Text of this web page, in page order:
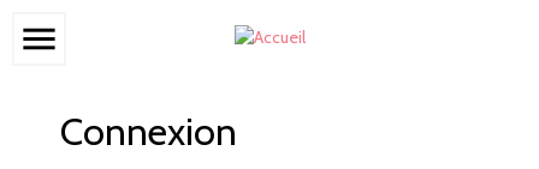
menu
Connexion